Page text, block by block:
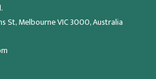
St, Melbourne VIC 3000, Australia